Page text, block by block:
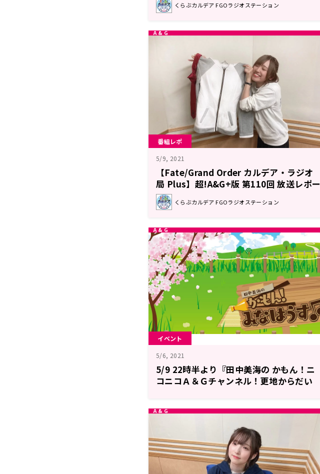
くらぶカルデア FGOラジオステーション
番組レポ
5/9, 2021
【Fate/Grand Order カルデア・ラジオ
局 Plus】超!A&G+版 第110回 放送レポー
ト
くらぶカルデア FGOラジオステーション
イベント
5/6, 2021
5/9 22時半より『田中美海の かもん！ニ
コニコＡ＆Ｇチャンネル！更地からだい